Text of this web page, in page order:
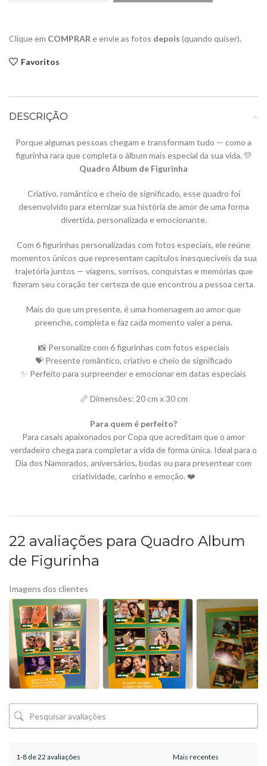
Clique em COMPRAR e envie as fotos depois (quando quiser).
Favoritos
DESCRIÇÃO
Porque algumas pessoas chegam e transformam tudo — como a
figurinha rara que completa o álbum mais especial da sua vida. 💛
Quadro Álbum de Figurinha
Criativo, romântico e cheio de significado, esse quadro foi
desenvolvido para eternizar sua história de amor de uma forma
divertida, personalizada e emocionante.
Com 6 figurinhas personalizadas com fotos especiais, ele reúne
momentos únicos que representam capítulos inesquecíveis da sua
trajetória juntos — viagens, sorrisos, conquistas e memórias que
fizeram seu coração ter certeza de que encontrou a pessoa certa.
Mais do que um presente, é uma homenagem ao amor que
preenche, completa e faz cada momento valer a pena.
📸 Personalize com 6 figurinhas com fotos especiais
💝 Presente romântico, criativo e cheio de significado
✨ Perfeito para surpreender e emocionar em datas especiais
📏 Dimensões: 20 cm x 30 cm
Para quem é perfeito?
Para casais apaixonados por Copa que acreditam que o amor
verdadeiro chega para completar a vida de forma única. Ideal para o
Dia dos Namorados, aniversários, bodas ou para presentear com
criatividade, carinho e emoção. ❤️
22 avaliações para Quadro Album
de Figurinha
Imagens dos clientes
1-8 de 22 avaliações